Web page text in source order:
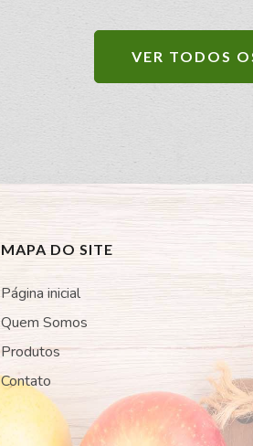
VER TODOS
MAPA DO SITE
Página inicial
Quem Somos
Produtos
Contato